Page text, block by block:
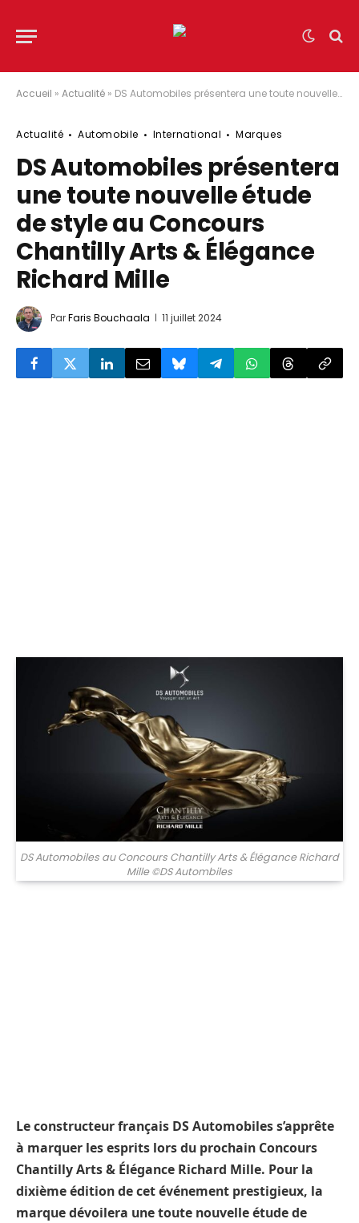
Accueil » Actualité » DS Automobiles présentera une toute nouvelle étude de style au Concours Chantilly Arts & Élégance Richard Mille
Actualité Automobile International Marques
DS Automobiles présentera
une toute nouvelle étude
de style au Concours
Chantilly Arts & Élégance
Richard Mille
ParFaris Bouchaala 11 juillet 2024
DS Automobiles au Concours Chantilly Arts & Élégance Richard
Mille ©DS Autombiles
Le constructeur français DS Automobiles s’apprête
à marquer les esprits lors du prochain Concours
Chantilly Arts & Élégance Richard Mille. Pour la
dixième édition de cet événement prestigieux, la
marque dévoilera une toute nouvelle étude de